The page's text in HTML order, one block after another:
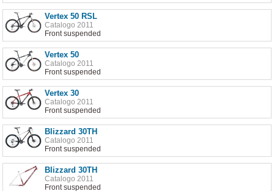
Vertex 50 RSL
Catalogo 2011
Front suspended
Vertex 50
Catalogo 2011
Front suspended
Vertex 30
Catalogo 2011
Front suspended
Blizzard 30TH
Catalogo 2011
Front suspended
Blizzard 30TH
Catalogo 2011
Front suspended